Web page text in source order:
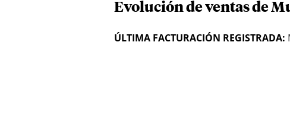
Evolución de ventas de
ÚLTIMA FACTURACIÓN REGISTRADA: